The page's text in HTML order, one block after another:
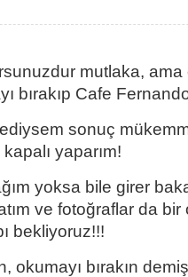
mutlaka, ama
bırakıp Cafe
sonuç
yaparım!
yoksa bile girer
ve fotoğraflar da bir
bekliyoruz!!!
okumayı bırakın